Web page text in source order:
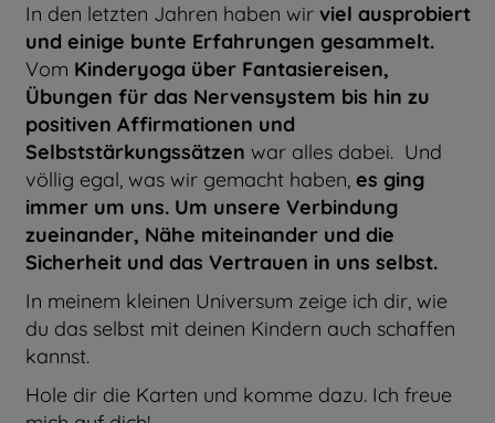
In den letzten Jahren haben wir viel ausprobiert
und einige bunte Erfahrungen gesammelt.
Vom Kinderyoga über Fantasiereisen,
Übungen für das Nervensystem bis hin zu
positiven Affirmationen und
Selbststärkungssätzen war alles dabei. Und
völlig egal, was wir gemacht haben, es ging
immer um uns. Um unsere Verbindung
zueinander, Nähe miteinander und die
Sicherheit und das Vertrauen in uns selbst.
In meinem kleinen Universum zeige ich dir, wie
du das selbst mit deinen Kindern auch schaffen
kannst.
Hole dir die Karten und komme dazu. Ich freue